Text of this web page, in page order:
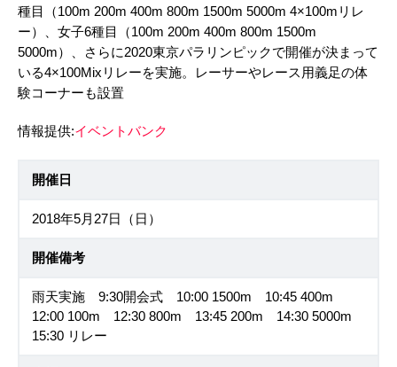
種目（100m 200m 400m 800m 1500m 5000m 4×100mリレ
ー）、女子6種目（100m 200m 400m 800m 1500m
5000m）、さらに2020東京パラリンピックで開催が決まって
いる4×100Mixリレーを実施。レーサーやレース用義足の体
験コーナーも設置
情報提供:イベントバンク
開催日
2018年5月27日（日）
開催備考
雨天実施 9:30開会式 10:00 1500m 10:45 400m
12:00 100m 12:30 800m 13:45 200m 14:30 5000m
15:30 リレー